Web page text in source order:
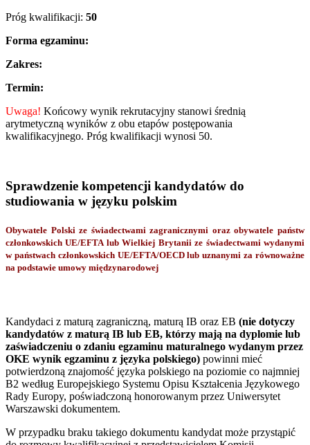
Próg kwalifikacji: 50
Forma egzaminu:
Zakres:
Termin:
Uwaga! Końcowy wynik rekrutacyjny stanowi średnią
arytmetyczną wyników z obu etapów postępowania
kwalifikacyjnego. Próg kwalifikacji wynosi 50.
Sprawdzenie kompetencji kandydatów do
studiowania w języku polskim
Obywatele Polski ze świadectwami zagranicznymi oraz obywatele państw
członkowskich UE/EFTA lub Wielkiej Brytanii ze świadectwami wydanymi
w państwach członkowskich UE/EFTA/OECD lub uznanymi za równoważne
na podstawie umowy międzynarodowej
Kandydaci z maturą zagraniczną, maturą IB oraz EB (nie dotyczy
kandydatów z maturą IB lub EB, którzy mają na dyplomie lub
zaświadczeniu o zdaniu egzaminu maturalnego wydanym przez
OKE wynik egzaminu z języka polskiego) powinni mieć
potwierdzoną znajomość języka polskiego na poziomie co najmniej
B2 według Europejskiego Systemu Opisu Kształcenia Językowego
Rady Europy, poświadczoną honorowanym przez Uniwersytet
Warszawski dokumentem.
W przypadku braku takiego dokumentu kandydat może przystąpić